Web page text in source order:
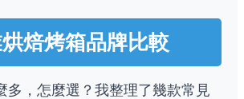
焙烤箱品牌比較
多，怎麼選？我整理了幾款常見